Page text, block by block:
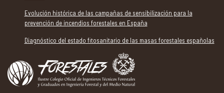
Evolución histórica de las campañas de sensibilización para la
prevención de incendios forestales en España
Diagnóstico del estado fitosanitario de las masas forestales españolas